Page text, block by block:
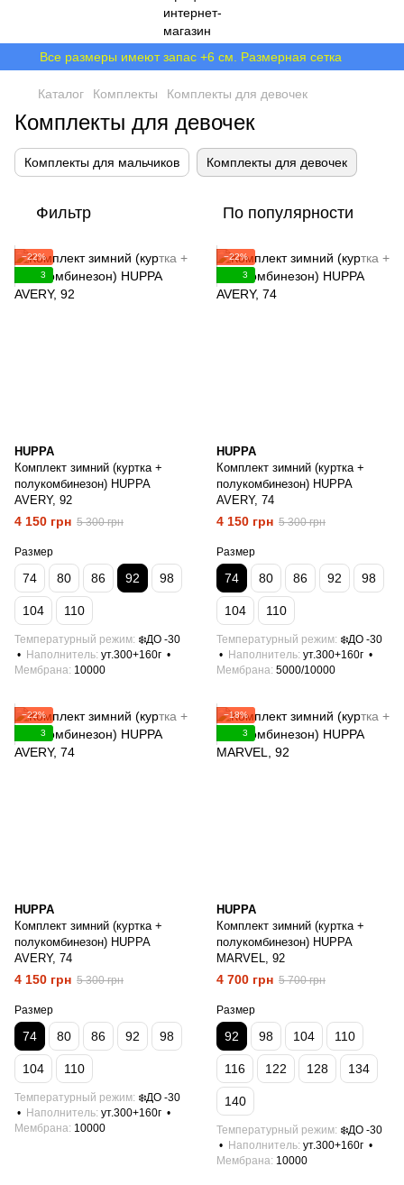
Все размеры имеют запас +6 см. Размерная сетка
Каталог Комплекты Комплекты для девочек
Комплекты для девочек
Комплекты для мальчиков Комплекты для девочек
Фильтр По популярности
−22%
3
HUPPA
Комплект зимний (куртка +
полукомбинезон) HUPPA
AVERY, 92
4 150 грн 5 300 грн
Размер
74 80 86 92 98
104 110
Температурный режим ❄️ДО -30
Наполнитель ут.300+160г
Мембрана 10000
−22%
3
HUPPA
Комплект зимний (куртка +
полукомбинезон) HUPPA
AVERY, 74
4 150 грн 5 300 грн
Размер
74 80 86 92 98
104 110
Температурный режим ❄️ДО -30
Наполнитель ут.300+160г
Мембрана 5000/10000
−22%
3
HUPPA
Комплект зимний (куртка +
полукомбинезон) HUPPA
AVERY, 74
4 150 грн 5 300 грн
Размер
74 80 86 92 98
104 110
Температурный режим ❄️ДО -30
Наполнитель ут.300+160г
Мембрана 10000
−18%
3
HUPPA
Комплект зимний (куртка +
полукомбинезон) HUPPA
MARVEL, 92
4 700 грн 5 700 грн
Размер
92 98 104 110
116 122 128 134
140
Температурный режим ❄️ДО -30
Наполнитель ут.300+160г
Мембрана 10000